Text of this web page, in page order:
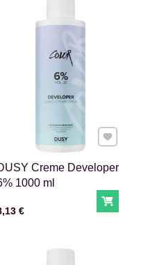
Creme Developer
1000 ml
s DPH
€ Do
Pridať